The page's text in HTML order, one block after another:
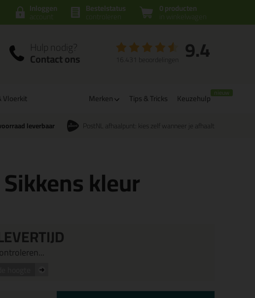
0 producten
in winkelwagen
Bestelstatus
controleren
Inloggen
account
Hulp nodig?
Contact ons 9.4
16.431 beoordelingen
Vloerkit Merken Tips & Tricks Keuzehulp
leverbaar PostNL afhaalpunt: kies zelf wanneer je afhaalt
kleur